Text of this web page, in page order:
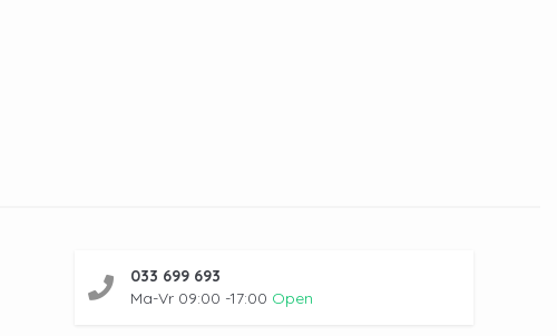
033 699 693
Ma-Vr 09:00 -17:00 Open